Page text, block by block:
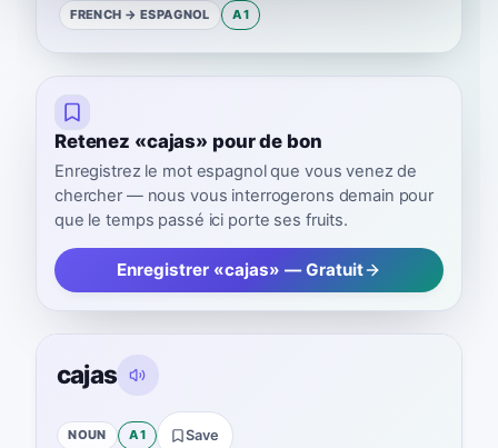
FRENCH → ESPAGNOL A1
Retenez «cajas» pour de bon
Enregistrez le mot espagnol que vous venez de
chercher — nous vous interrogerons demain pour
que le temps passé ici porte ses fruits.
Enregistrer «cajas» — Gratuit
cajas
NOUN A1 Save